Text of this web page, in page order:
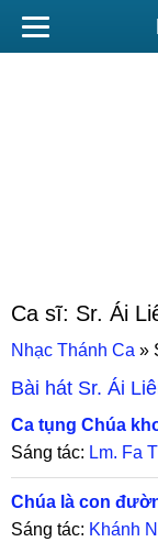
Ca sĩ: Sr. Ái
Nhạc Thánh Ca »
Bài hát Sr. Ái
Ca tụng Chúa
Sáng tác: Lm. Fa
Chúa là con
Sáng tác: Khánh